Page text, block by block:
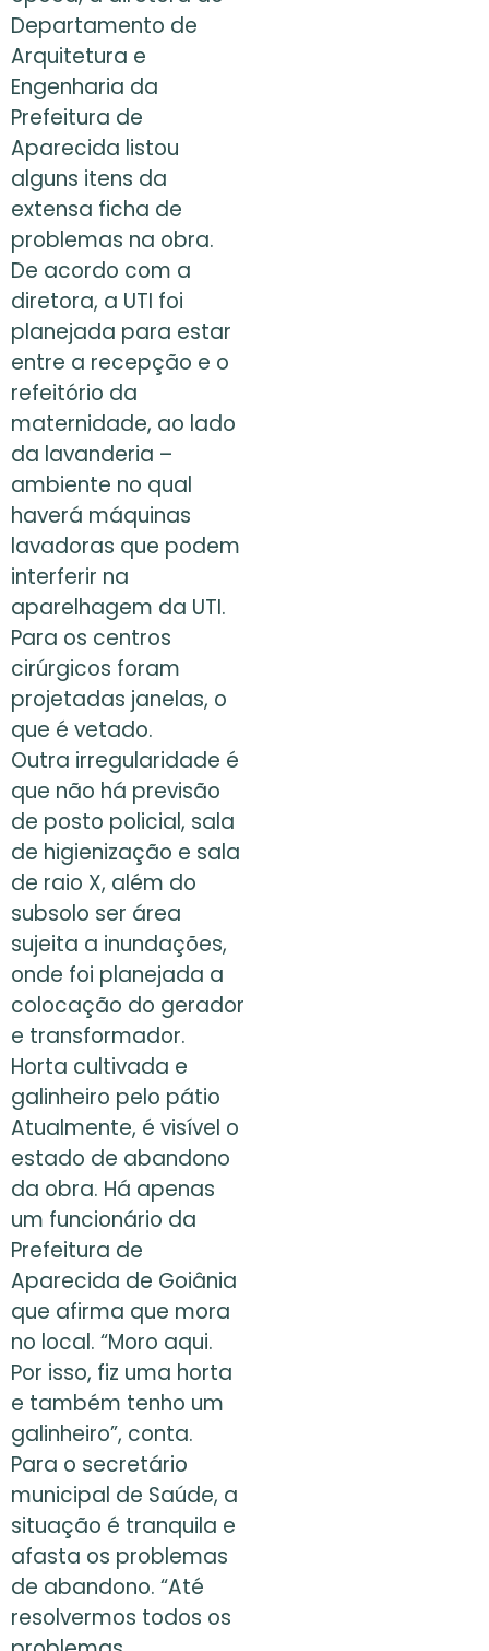
Departamento de
Arquitetura e
Engenharia da
Prefeitura de
Aparecida listou
alguns itens da
extensa ficha de
problemas na obra.
De acordo com a
diretora, a UTI foi
planejada para estar
entre a recepção e o
refeitório da
maternidade, ao lado
da lavanderia –
ambiente no qual
haverá máquinas
lavadoras que podem
interferir na
aparelhagem da UTI.
Para os centros
cirúrgicos foram
projetadas janelas, o
que é vetado.
Outra irregularidade é
que não há previsão
de posto policial, sala
de higienização e sala
de raio X, além do
subsolo ser área
sujeita a inundações,
onde foi planejada a
colocação do gerador
e transformador.
Horta cultivada e
galinheiro pelo pátio
Atualmente, é visível o
estado de abandono
da obra. Há apenas
um funcionário da
Prefeitura de
Aparecida de Goiânia
que afirma que mora
no local. “Moro aqui.
Por isso, fiz uma horta
e também tenho um
galinheiro”, conta.
Para o secretário
municipal de Saúde, a
situação é tranquila e
afasta os problemas
de abandono. “Até
resolvermos todos os